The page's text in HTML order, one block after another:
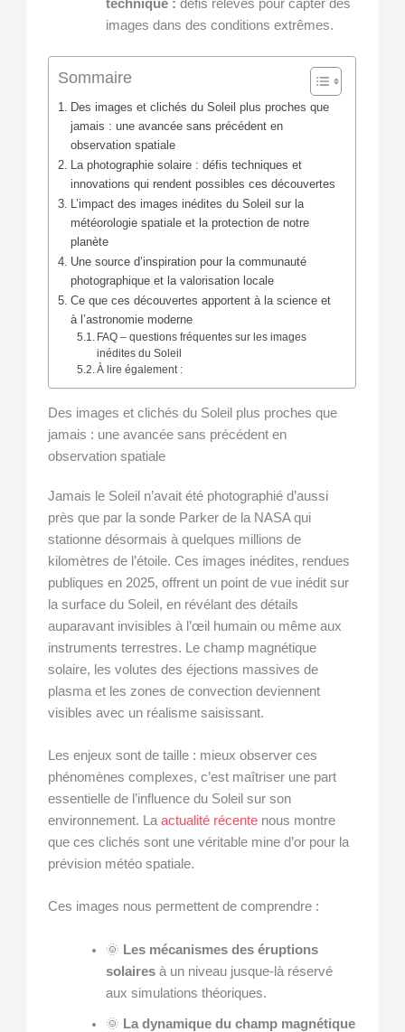
technique : défis relevés pour capter des
images dans des conditions extrêmes.
Sommaire
Des images et clichés du Soleil plus proches que
jamais : une avancée sans précédent en
observation spatiale
La photographie solaire : défis techniques et
innovations qui rendent possibles ces découvertes
L’impact des images inédites du Soleil sur la
météorologie spatiale et la protection de notre
planète
Une source d’inspiration pour la communauté
photographique et la valorisation locale
Ce que ces découvertes apportent à la science et
à l’astronomie moderne
FAQ – questions fréquentes sur les images
inédites du Soleil
À lire également :
Des images et clichés du Soleil plus proches que
jamais : une avancée sans précédent en
observation spatiale
Jamais le Soleil n’avait été photographié d’aussi
près que par la sonde Parker de la NASA qui
stationne désormais à quelques millions de
kilomètres de l’étoile. Ces images inédites, rendues
publiques en 2025, offrent un point de vue inédit sur
la surface du Soleil, en révélant des détails
auparavant invisibles à l’œil humain ou même aux
instruments terrestres. Le champ magnétique
solaire, les volutes des éjections massives de
plasma et les zones de convection deviennent
visibles avec un réalisme saisissant.
Les enjeux sont de taille : mieux observer ces
phénomènes complexes, c’est maîtriser une part
essentielle de l’influence du Soleil sur son
environnement. Laactualité récente nous montre
que ces clichés sont une véritable mine d’or pour la
prévision météo spatiale.
Ces images nous permettent de comprendre :
🌞 Les mécanismes des éruptions
solairesà un niveau jusque-là réservé
aux simulations théoriques.
🌞 La dynamique du champ magnétique